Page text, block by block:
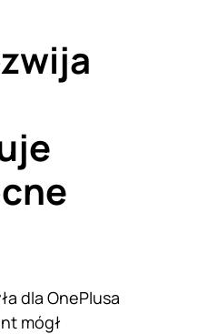
dla OnePlusa
mógł